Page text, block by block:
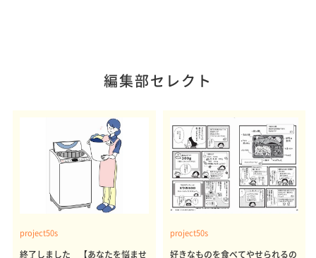
編集部セレクト
project50s
終了しました 【あなたを悩ませ
project50s
好きなものを食べてやせられるの